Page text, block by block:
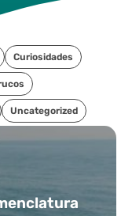
Curiosidades
Uncategorized